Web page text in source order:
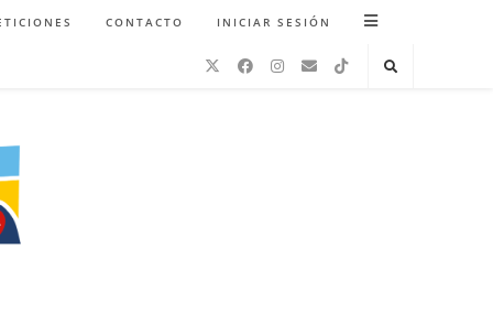
CONTACTO INICIAR SESIÓN